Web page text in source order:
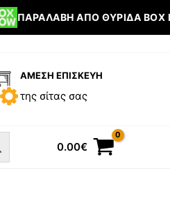
ΠΑΡΑΛΑΒΉ ΑΠΌ ΘΥΡΊΔΑ BOX
ΑΜΕΣΗ ΕΠΙΣΚΕΥΗ
της σίτας σας
0.00€